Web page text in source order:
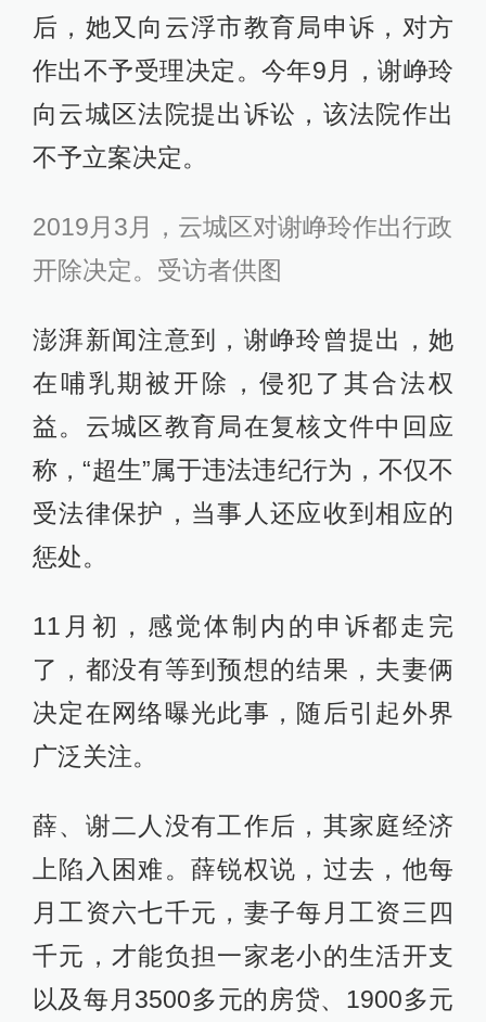
后，她又向云浮市教育局申诉，对方
作出不予受理决定。今年9月，谢峥玲
向云城区法院提出诉讼，该法院作出
不予立案决定。
2019月3月，云城区对谢峥玲作出行政
开除决定。 受访者供图
澎湃新闻注意到，谢峥玲曾提出，她
在哺乳期被开除，侵犯了其合法权
益。云城区教育局在复核文件中回应
称，“超生”属于违法违纪行为，不仅不
受法律保护，当事人还应收到相应的
惩处。
11月初，感觉体制内的申诉都走完
了，都没有等到预想的结果，夫妻俩
决定在网络曝光此事，随后引起外界
广泛关注。
薛、谢二人没有工作后，其家庭经济
上陷入困难。薛锐权说，过去，他每
月工资六七千元，妻子每月工资三四
千元，才能负担一家老小的生活开支
以及每月3500多元的房贷、1900多元